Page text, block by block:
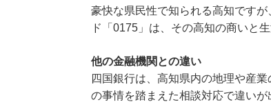
豪快な県民性で知られる高知です
ド「0175」は、その高知の商いと
他の金融機関との違い
四国銀行は、高知県内の地理や産
の事情を踏まえた相談対応で違いが